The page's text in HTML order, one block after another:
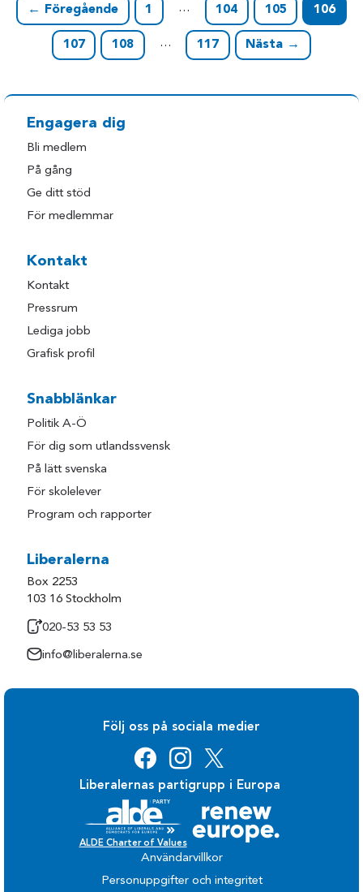
← Föregående 1 … 104 105 106
107 108 … 117 Nästa →
Engagera dig
Bli medlem
På gång
Ge ditt stöd
För medlemmar
Kontakt
Kontakt
Pressrum
Lediga jobb
Grafisk profil
Snabblänkar
Politik A-Ö
För dig som utlandssvensk
På lätt svenska
För skolelever
Program och rapporter
Liberalerna
Box 2253
103 16 Stockholm
020-53 53 53
info@liberalerna.se
Följ oss på sociala medier
Liberalernas partigrupp i Europa
ALDE Charter of Values
Användarvillkor
Personuppgifter och integritet